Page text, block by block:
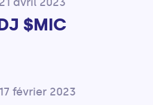
$MIC
février 2023